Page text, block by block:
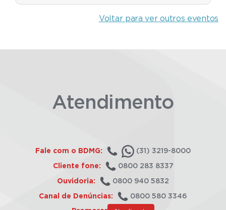
Voltar para ver outros eventos
Atendimento
Fale com o BDMG: (31) 3219-8000
Cliente fone: 0800 283 8337
Ouvidoria: 0800 940 5832
Canal de Denúncias: 0800 580 3346